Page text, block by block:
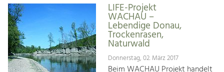
LIFE-Projekt
WACHAU –
Lebendige Donau,
Trockenrasen,
Naturwald
Donnerstag, 02. März 2017
Beim WACHAU Projekt handelt